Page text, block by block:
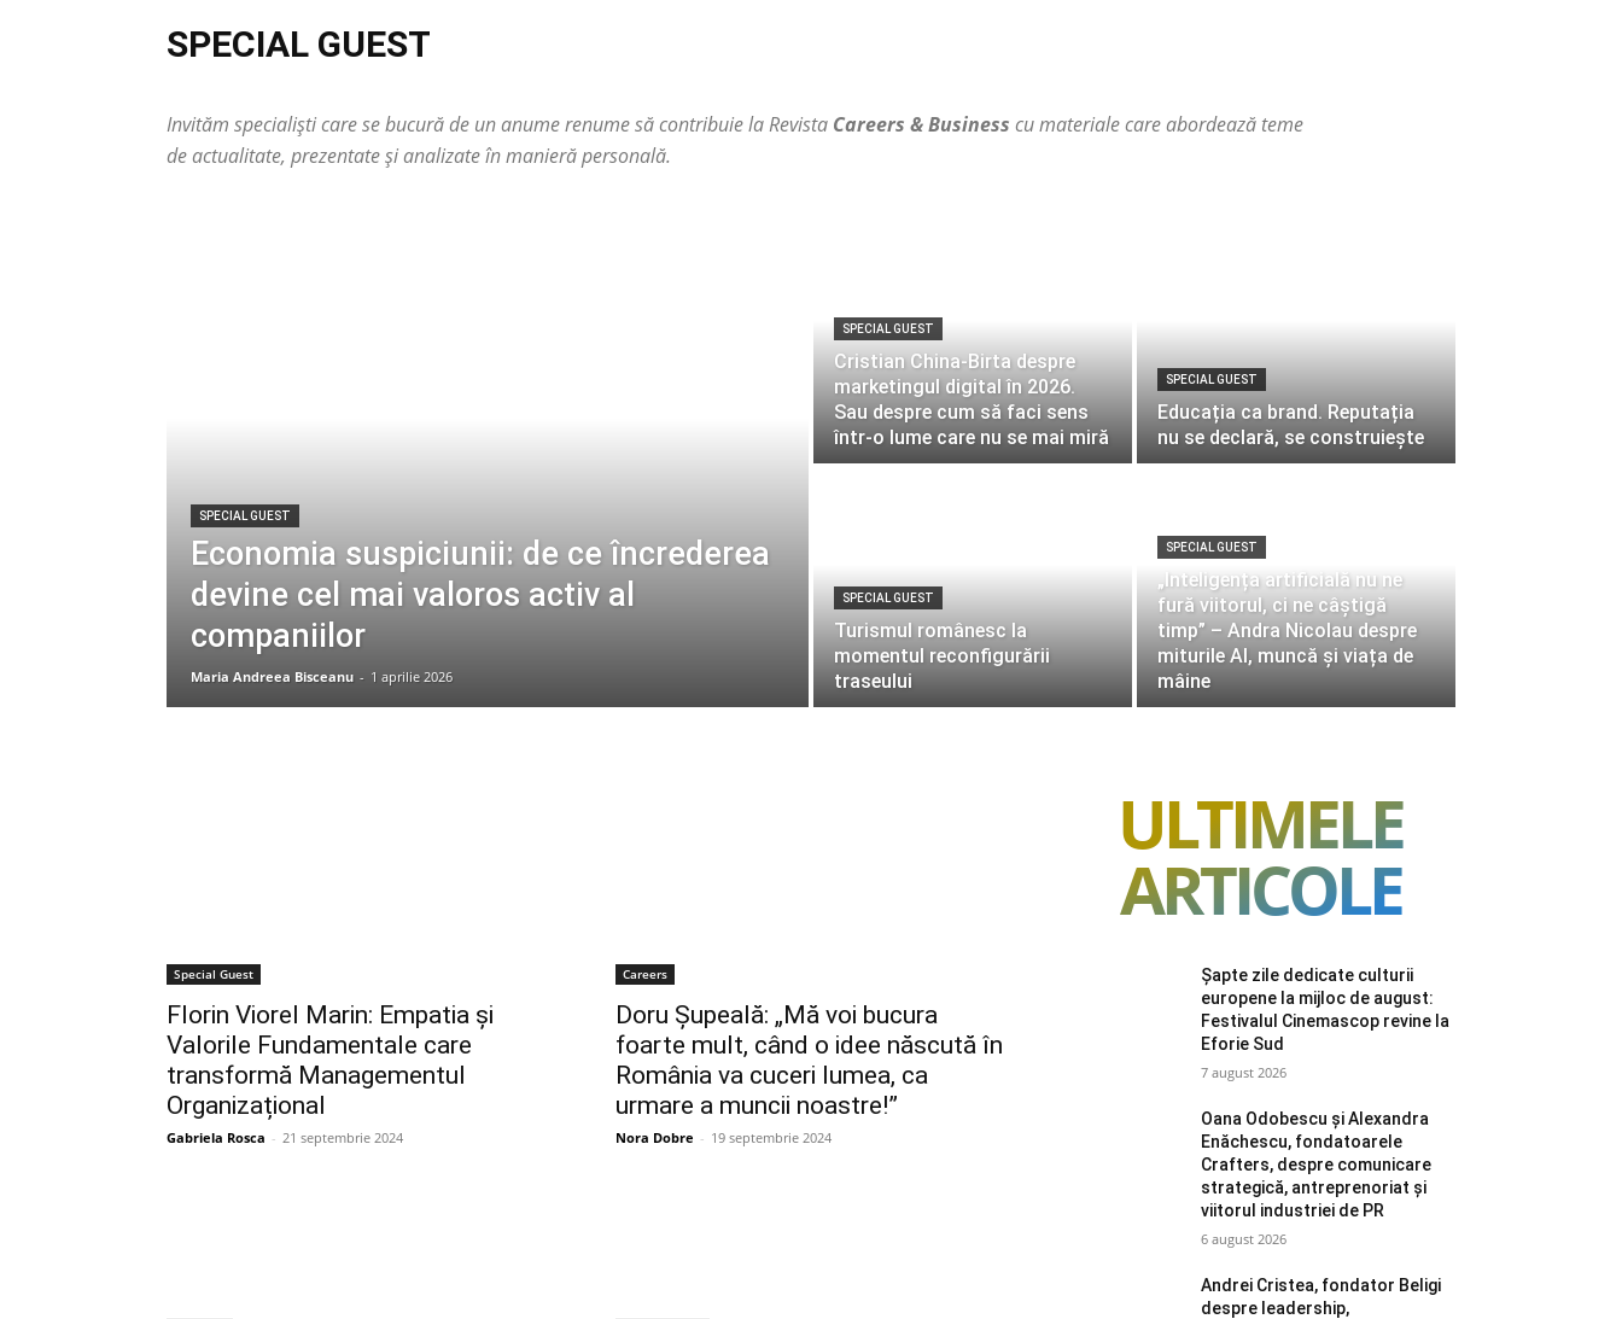
SPECIAL GUEST
Invităm specialiști care se bucură de un anume renume să contribuie la Revista Careers & Business cu materiale care abordează teme
de actualitate, prezentate și analizate în manieră personală.
SPECIAL GUEST
Economia suspiciunii: de ce încrederea
devine cel mai valoros activ al
companiilor
Maria Andreea Bisceanu - 1 aprilie 2026
SPECIAL GUEST
Cristian China-Birta despre
marketingul digital în 2026.
Sau despre cum să faci sens
într-o lume care nu se mai miră
SPECIAL GUEST
Educația ca brand. Reputația
nu se declară, se construiește
SPECIAL GUEST
Turismul românesc la
momentul reconfigurării
traseului
SPECIAL GUEST
„Inteligența artificială nu ne
fură viitorul, ci ne câștigă
timp” – Andra Nicolau despre
miturile AI, muncă și viața de
mâine
Special Guest
Florin Viorel Marin: Empatia și
Valorile Fundamentale care
transformă Managementul
Organizațional
Gabriela Rosca - 21 septembrie 2024
Careers
Doru Șupeală: „Mă voi bucura
foarte mult, când o idee născută în
România va cuceri lumea, ca
urmare a muncii noastre!”
Nora Dobre - 19 septembrie 2024
ULTIMELE
ARTICOLE
Șapte zile dedicate culturii
europene la mijloc de august:
Festivalul Cinemascop revine la
Eforie Sud
7 august 2026
Oana Odobescu și Alexandra
Enăchescu, fondatoarele
Crafters, despre comunicare
strategică, antreprenoriat și
viitorul industriei de PR
6 august 2026
Andrei Cristea, fondator Beligi
despre leadership,